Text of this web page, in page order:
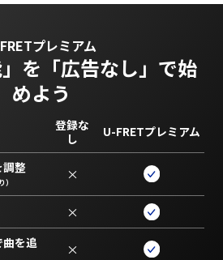
プレミアム
を 「広告なし」で始
めよう
登録な
し
U-FRETプレミアム
整 ×
×
曲を追
×